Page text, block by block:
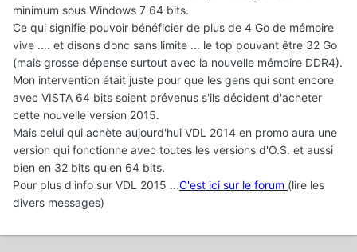
minimum sous Windows 7 64 bits.
Ce qui signifie pouvoir bénéficier de plus de 4 Go de mémoire
vive .... et disons donc sans limite ... le top pouvant être 32 Go
(mais grosse dépense surtout avec la nouvelle mémoire DDR4).
Mon intervention était juste pour que les gens qui sont encore
avec VISTA 64 bits soient prévenus s'ils décident d'acheter
cette nouvelle version 2015.
Mais celui qui achète aujourd'hui VDL 2014 en promo aura une
version qui fonctionne avec toutes les versions d'O.S. et aussi
bien en 32 bits qu'en 64 bits.
Pour plus d'info sur VDL 2015 ...C'est ici sur le forum (lire les
divers messages)